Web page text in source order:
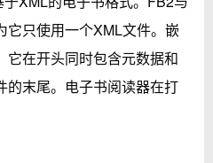
它只使用一个XML文件。嵌
它在开头同时包含元数据和
的末尾。电子书阅读器在打